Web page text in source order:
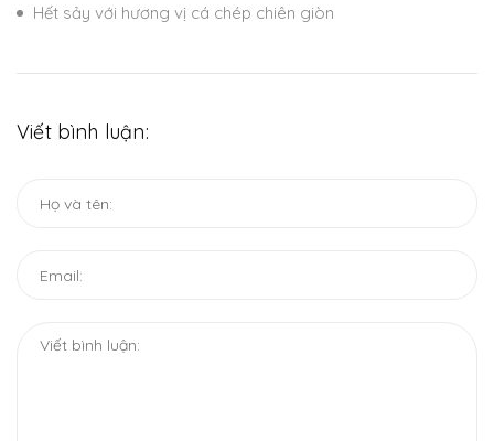
Hết sảy với hương vị cá chép chiên giòn
Viết bình luận: